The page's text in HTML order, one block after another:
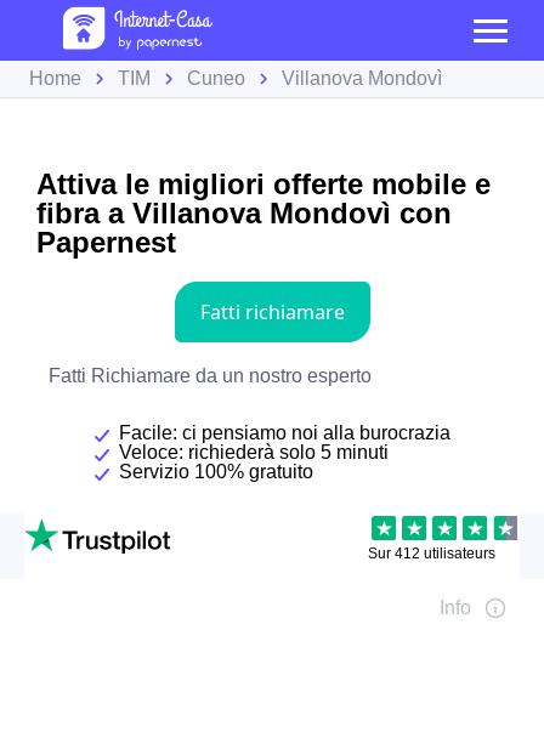
Home TIM Cuneo Villanova Mondovì